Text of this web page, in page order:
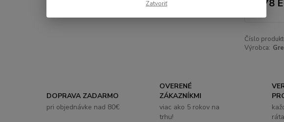
2,78
Číslo
Výrobca:
DOPRAVA ZADARMO
pri objednávke nad 80€
OVERENÉ
ZÁKAZNÍKMI
viac ako 5 rokov na
trhu!
ráta
Zatvoriť